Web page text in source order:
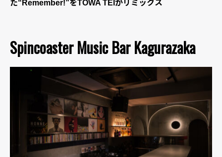
た“Remember!”をTOWA TEIがリミックス
Spincoaster Music Bar Kagurazaka